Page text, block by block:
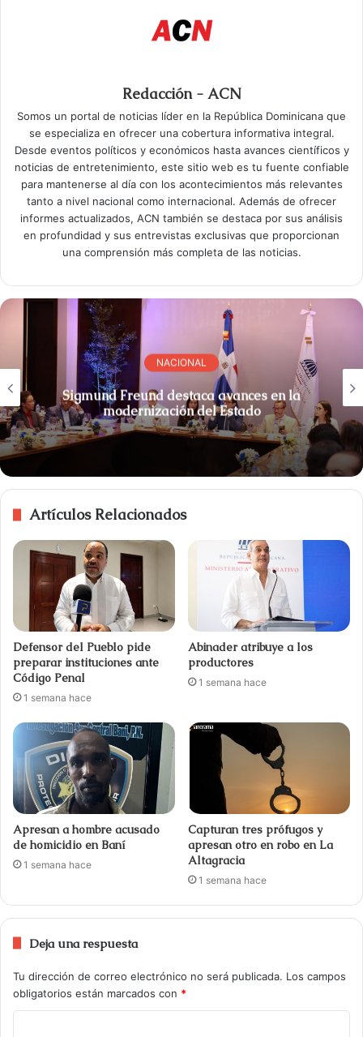
Redacción - ACN
Somos un portal de noticias líder en la República Dominicana que
se especializa en ofrecer una cobertura informativa integral.
Desde eventos políticos y económicos hasta avances científicos y
noticias de entretenimiento, este sitio web es tu fuente confiable
para mantenerse al día con los acontecimientos más relevantes
tanto a nivel nacional como internacional. Además de ofrecer
informes actualizados, ACN también se destaca por sus análisis
en profundidad y sus entrevistas exclusivas que proporcionan
una comprensión más completa de las noticias.
NACIONAL
Sigmund Freund destaca avances en la
modernización del Estado
Artículos Relacionados
Defensor del Pueblo pide
preparar instituciones ante
Código Penal
1 semana hace
Abinader atribuye a los
productores
1 semana hace
Apresan a hombre acusado
de homicidio en Baní
1 semana hace
Capturan tres prófugos y
apresan otro en robo en La
Altagracia
1 semana hace
Deja una respuesta
Tu dirección de correo electrónico no será publicada. Los campos
obligatorios están marcados con *